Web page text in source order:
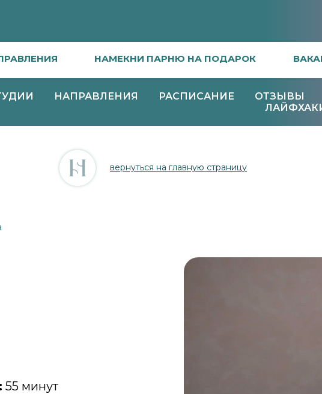
НАМЕКНИ ПАРНЮ НА ПОДАРОК
НАПРАВЛЕНИЯ РАСПИСАНИЕ ОТЗЫВЫ
вернуться на главную страницу
55 минут